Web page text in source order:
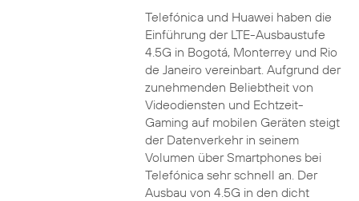
Telefónica und Huawei haben die
Einführung der LTE-Ausbaustufe
4.5G in Bogotá, Monterrey und Rio
de Janeiro vereinbart. Aufgrund der
zunehmenden Beliebtheit von
Videodiensten und Echtzeit-
Gaming auf mobilen Geräten steigt
der Datenverkehr in seinem
Volumen über Smartphones bei
Telefónica sehr schnell an. Der
Ausbau von 4.5G in den dicht